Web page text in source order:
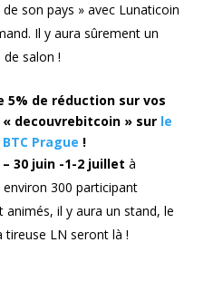
son pays » avec Lunaticoin
Il y aura sûrement un
salon !
5% de réduction sur vos
decouvrebitcoin » sur le
Prague !
30 juin -1-2 juillet à
300 participant
il y aura un stand, le
LN seront là !